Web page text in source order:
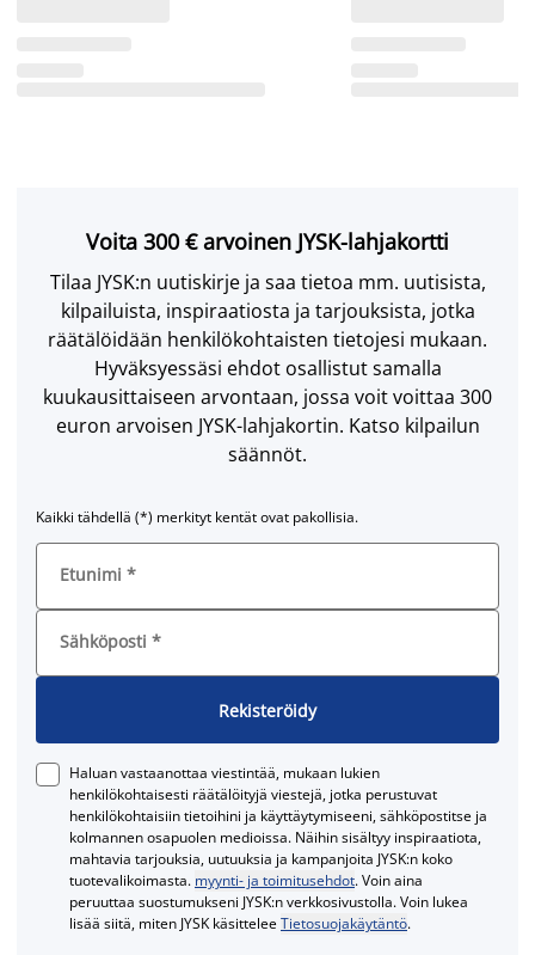
Voita 300 € arvoinen JYSK-lahjakortti
Tilaa JYSK:n uutiskirje ja saa tietoa mm. uutisista,
kilpailuista, inspiraatiosta ja tarjouksista, jotka
räätälöidään henkilökohtaisten tietojesi mukaan.
Hyväksyessäsi ehdot osallistut samalla
kuukausittaiseen arvontaan, jossa voit voittaa 300
euron arvoisen JYSK-lahjakortin. Katso kilpailun
säännöt.
Kaikki tähdellä (*) merkityt kentät ovat pakollisia.
Etunimi *
Sähköposti *
Rekisteröidy
Haluan vastaanottaa viestintää, mukaan lukien
henkilökohtaisesti räätälöityjä viestejä, jotka perustuvat
henkilökohtaisiin tietoihini ja käyttäytymiseeni, sähköpostitse ja
kolmannen osapuolen medioissa. Näihin sisältyy inspiraatiota,
mahtavia tarjouksia, uutuuksia ja kampanjoita JYSK:n koko
tuotevalikoimasta. myynti- ja toimitusehdot. Voin aina
peruuttaa suostumukseni JYSK:n verkkosivustolla. Voin lukea
lisää siitä, miten JYSK käsitteleeTietosuojakäytäntö.